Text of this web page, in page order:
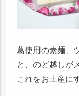
葛使用の素麺、
と、のど越しが
これをお土産に